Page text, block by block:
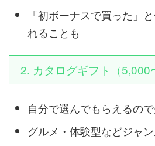
「初ボーナスで買った」
れることも
2. カタログギフト（5,000
自分で選んでもらえるの
グルメ・体験型などジャ